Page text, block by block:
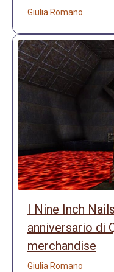
Giulia Romano
I Nine Inch
anniversario di
merchandise
Giulia Romano